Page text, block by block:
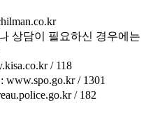
상담이 필요하신 경우에는
/ 118
/ 1301
/ 182